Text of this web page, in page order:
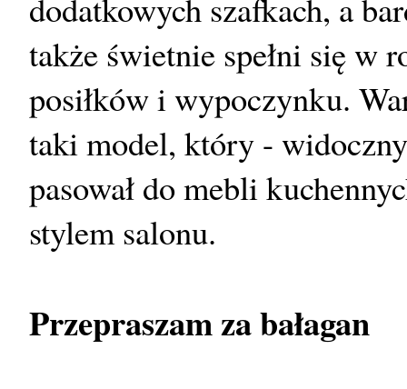
także świetnie spełni się w
posiłków i wypoczynku.
taki model, który -
pasował do mebli
stylem salonu.
Przepraszam za bałagan